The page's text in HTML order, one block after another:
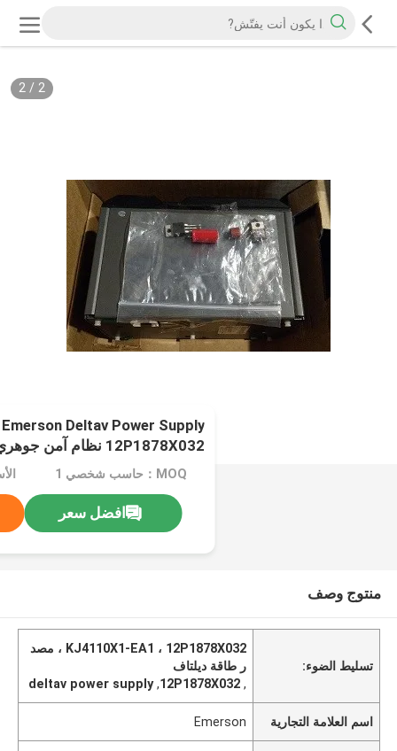
2
/
2
Deltav Power Supply
12P1878X032 نظام آمن جوهري
MOQ：حاسب شخصي 1
افضل سعر
منتوج وصف
تسليط الضوء:
KJ4110X1-EA1 ، 12P1878X032 ، مصد
ر طاقة ديلتاف
,
12P1878X032
,
deltav power supply
اسم العلامة التجارية Emerson